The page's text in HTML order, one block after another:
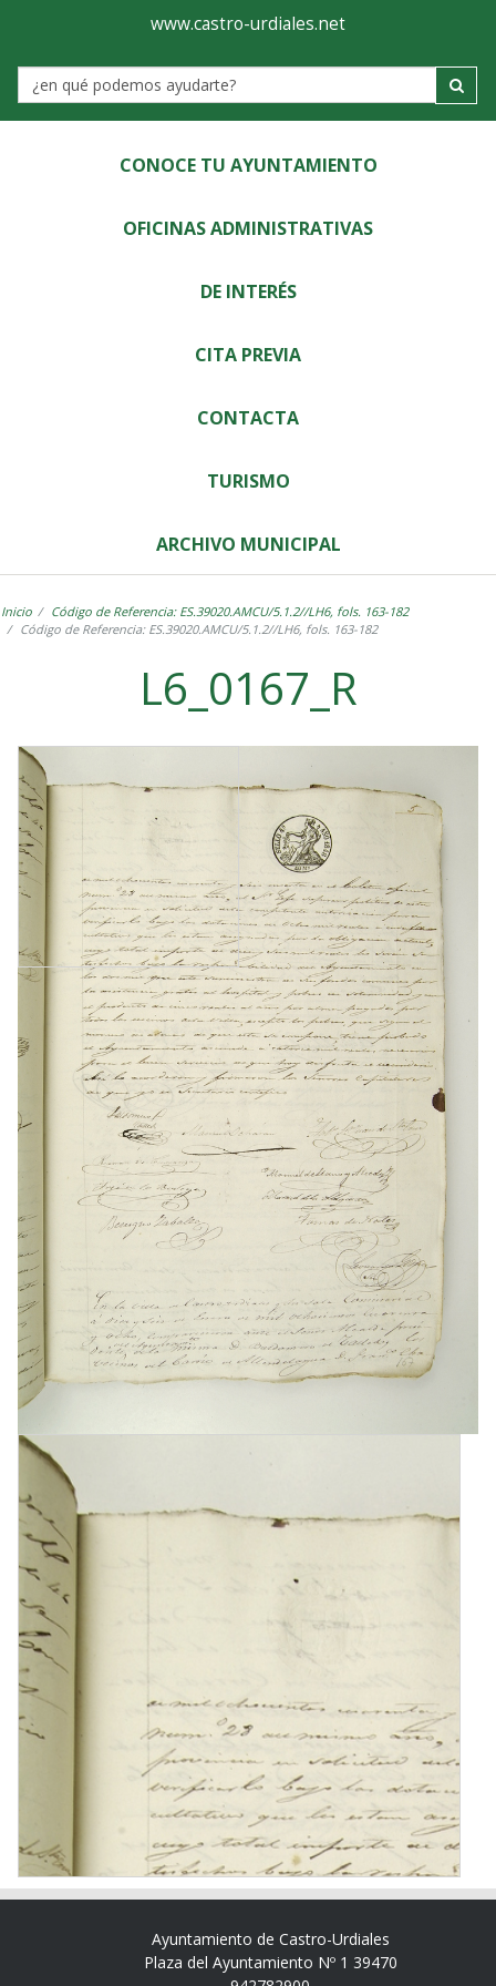
Ayuntamiento
de
Castro-
Urdiales
www.castro-urdiales.net
Label
CONOCE TU AYUNTAMIENTO
OFICINAS ADMINISTRATIVAS
DE INTERÉS
CITA PREVIA
CONTACTA
TURISMO
ARCHIVO MUNICIPAL
Inicio
Código de Referencia: ES.39020.AMCU/5.1.2//LH6, fols. 163-182
Código de Referencia: ES.39020.AMCU/5.1.2//LH6, fols. 163-182
L6_0167_R
Ayuntamiento de Castro-Urdiales
Plaza del Ayuntamiento Nº 1 39470